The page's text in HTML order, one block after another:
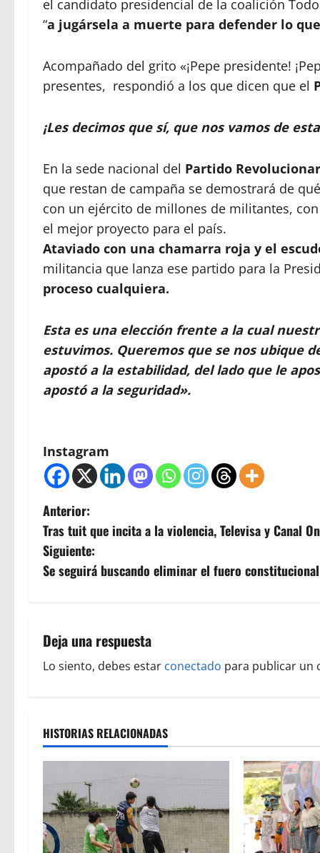
el candidato presidencial de la coalición
“a jugársela a muerte para defender lo
Acompañado del grito «¡Pepe presidente!
presentes, respondió a los que dicen que el
¡Les decimos que sí, que nos vamos de
En la sede nacional del Partido
que restan de campaña se demostrará de
con un ejército de millones de militantes,
el mejor proyecto para el país.
Ataviado con una chamarra roja y el
militancia que lanza ese partido para la
proceso cualquiera.
Esta es una elección frente a la cual
estuvimos. Queremos que se nos ubique
apostó a la estabilidad, del lado que le
apostó a la seguridad».
Instagram
N
a
v
g
a
i
ó
n
d
e
Anterior:
Tras tuit que incita a la violencia, Televisa y Canal
Siguiente:
Se seguirá buscando eliminar el fuero
Deja una respuesta
Lo siento, debes estar conectado para publicar un
HISTORIAS RELACIONADAS